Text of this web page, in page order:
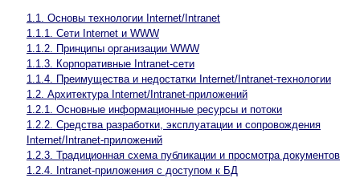
1.1. Основы технологии Internet/Intranet
1.1.1. Сети Internet и WWW
1.1.2. Принципы организации WWW
1.1.3. Корпоративные Intranet-сети
1.1.4. Преимущества и недостатки Internet/Intranet-технологии
1.2. Архитектура Internet/Intranet-приложений
1.2.1. Основные информационные ресурсы и потоки
1.2.2. Средства разработки, эксплуатации и сопровождения
Internet/Intranet-приложений
1.2.3. Традиционная схема публикации и просмотра документов
1.2.4. Intranet-приложения с доступом к БД